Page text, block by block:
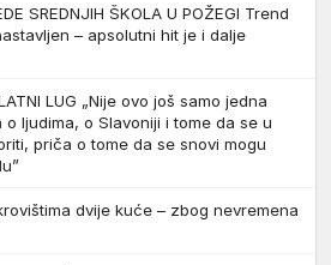
SREDNJIH ŠKOLA U POŽEGI Trend
– apsolutni hit je i dalje
LUG „Nije ovo još samo jedna
ljudima, o Slavoniji i tome da se u
priča o tome da se snovi mogu
dvije kuće – zbog nevremena